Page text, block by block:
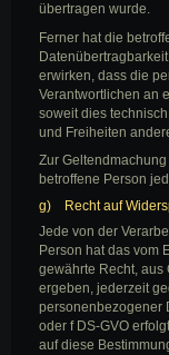
übertragen wurde.
Ferner hat die
erwirken, dass die
Verantwortlichen an
soweit dies
und Freiheiten
Zur
betroffene Person
g) Recht auf
Jede von der
Person hat das vom
gewährte Recht, aus
ergeben, jederzeit
personenbezogener
oder f DS-GVO
auf diese